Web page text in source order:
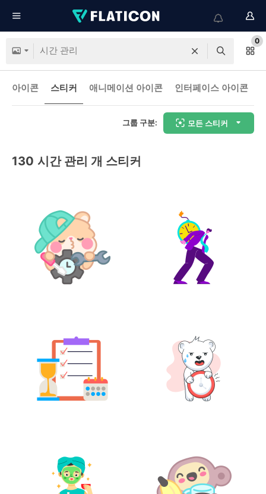
0
아이콘 스티커 애니메이션 아이콘 인터페이스 아이콘
그룹 구분: 모든 스티커
130 시간 관리 개 스티커